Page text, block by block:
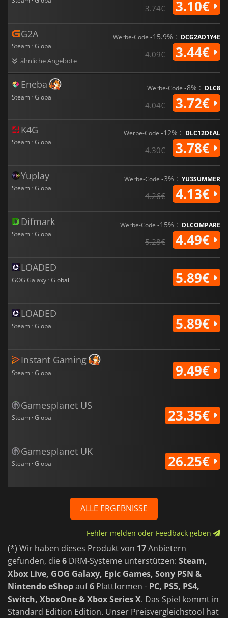
3.74€ 3.10€
G2A
Steam · Global
ähnliche Angebote
Werbe-Code -15.9% : DCG2AD1Y4E
4.09€ 3.44€
Eneba
Steam · Global
Werbe-Code -8% : DLC8
4.04€ 3.72€
K4G
Steam · Global
Werbe-Code -12% : DLC12DEAL
4.30€ 3.78€
Yuplay
Steam · Global
Werbe-Code -3% : YU3SUMMER
4.26€ 4.13€
Difmark
Steam · Global
Werbe-Code -15% : DLCOMPARE
5.28€ 4.49€
LOADED
GOG Galaxy · Global 5.89€
LOADED
Steam · Global 5.89€
Instant Gaming
Steam · Global 9.49€
Gamesplanet US
Steam · Global 23.35€
Gamesplanet UK
Steam · Global 26.25€
ALLE ERGEBNISSE
Fehler melden oder Feedback geben
(*) Wir haben dieses Produkt von 17Anbietern
gefunden, die6 DRM-Systeme unterstützen: Steam,
Xbox Live, GOG Galaxy, Epic Games, Sony PSN &
Nintendo eShopauf6 Plattformen - PC, PS5, PS4,
Switch, XboxOne & Xbox Series X. Das Spiel kommt in
Standard Edition Edition. Unser Preisvergleichstool hat